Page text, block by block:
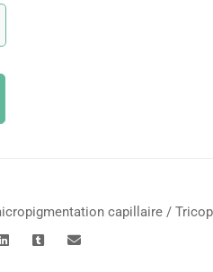
capillaire /